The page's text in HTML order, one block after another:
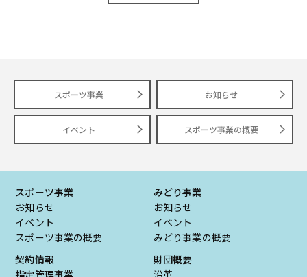
スポーツ事業 お知らせ
イベント スポーツ事業の概要
スポーツ事業
お知らせ
イベント
スポーツ事業の概要
みどり事業
お知らせ
イベント
みどり事業の概要
契約情報
指定管理事業
財団概要
沿革